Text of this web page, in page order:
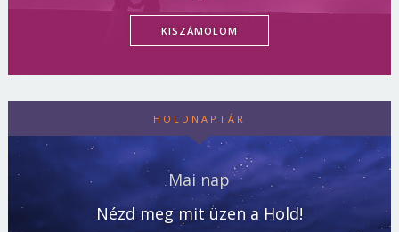
KISZÁMOLOM
HOLDNAPTÁR
Mai nap
Nézd meg mit üzen a Hold!